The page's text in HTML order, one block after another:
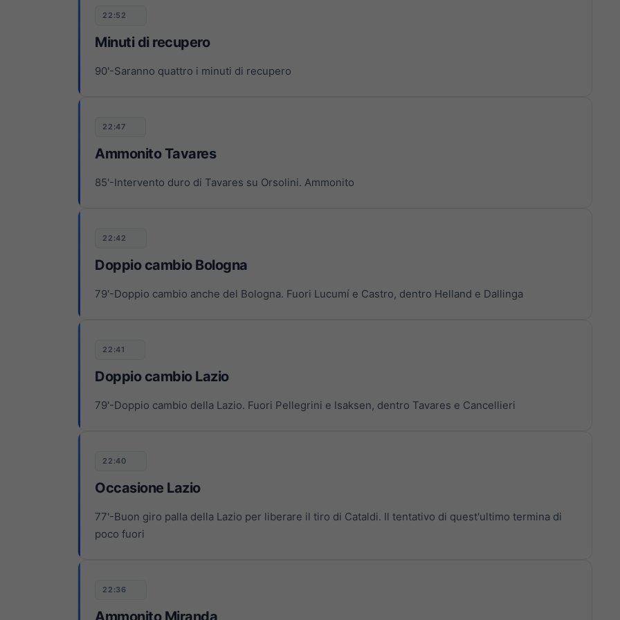
22:52
Minuti di recupero
90'-Saranno quattro i minuti di recupero
22:47
Ammonito Tavares
85'-Intervento duro di Tavares su Orsolini. Ammonito
22:42
Doppio cambio Bologna
79'-Doppio cambio anche del Bologna. Fuori Lucumí e Castro, dentro Helland e Dallinga
22:41
Doppio cambio Lazio
79'-Doppio cambio della Lazio. Fuori Pellegrini e Isaksen, dentro Tavares e Cancellieri
22:40
Occasione Lazio
77'-Buon giro palla della Lazio per liberare il tiro di Cataldi. Il tentativo di quest'ultimo termina di
poco fuori
22:36
Ammonito Miranda